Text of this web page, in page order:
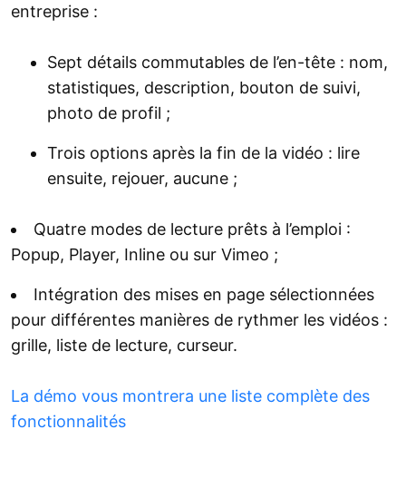
entreprise :
Sept détails commutables de l’en-tête : nom,
statistiques, description, bouton de suivi,
photo de profil ;
Trois options après la fin de la vidéo : lire
ensuite, rejouer, aucune ;
Quatre modes de lecture prêts à l’emploi :
Popup, Player, Inline ou sur Vimeo ;
Intégration des mises en page sélectionnées
pour différentes manières de rythmer les vidéos :
grille, liste de lecture, curseur.
La démo vous montrera une liste complète des
fonctionnalités